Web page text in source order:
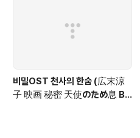
비밀OST 천사의 한숨 (広末涼
子 映画 秘密 天使のため息 Br